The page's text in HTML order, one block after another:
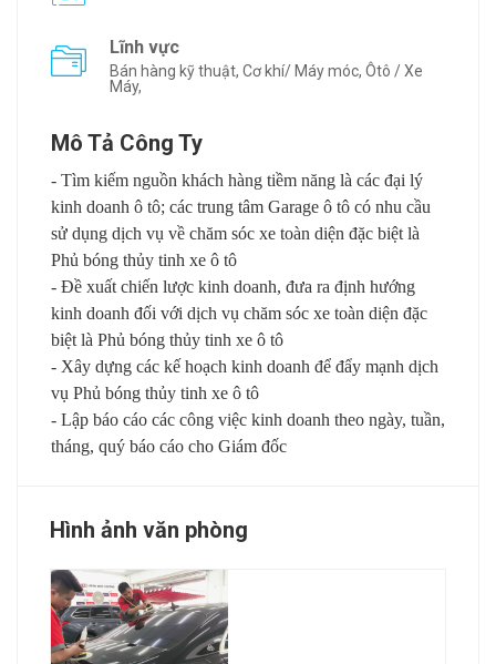
Lĩnh vực
Bán hàng kỹ thuật, Cơ khí/ Máy móc, Ôtô / Xe
Máy,
Mô Tả Công Ty
- Tìm kiếm nguồn khách hàng tiềm năng là các đại lý
kinh doanh ô tô; các trung tâm Garage ô tô có nhu cầu
sử dụng dịch vụ về chăm sóc xe toàn diện đặc biệt là
Phủ bóng thủy tinh xe ô tô
- Đề xuất chiến lược kinh doanh, đưa ra định hướng
kinh doanh đối với dịch vụ chăm sóc xe toàn diện đặc
biệt là Phủ bóng thủy tinh xe ô tô
- Xây dựng các kế hoạch kinh doanh để đẩy mạnh dịch
vụ Phủ bóng thủy tinh xe ô tô
- Lập báo cáo các công việc kinh doanh theo ngày, tuần,
tháng, quý báo cáo cho Giám đốc
Hình ảnh văn phòng